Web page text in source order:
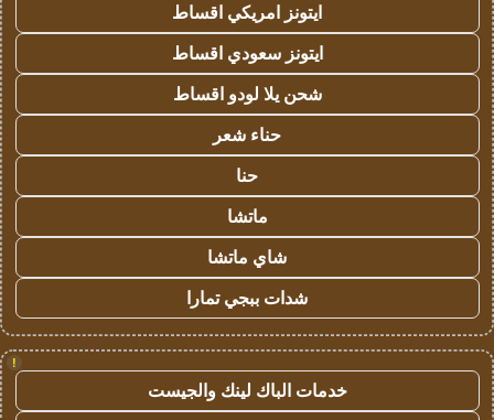
ايتونز امريكي اقساط
ايتونز سعودي اقساط
شحن يلا لودو اقساط
حناء شعر
حنا
ماتشا
شاي ماتشا
شدات ببجي تمارا
!
خدمات الباك لينك والجيست